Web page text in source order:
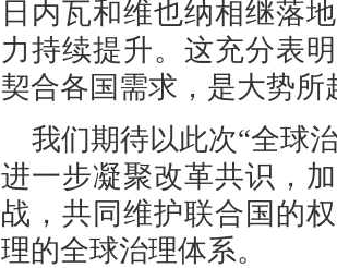
日内瓦和维也纳相继落
力持续提升。这充分表
契合各国需求，是大势所
我们期待以此次“全球
进一步凝聚改革共识，
战，共同维护联合国的
理的全球治理体系。